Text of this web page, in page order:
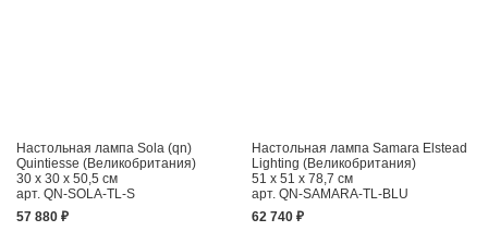
Настольная лампа Sola (qn)
Quintiesse (Великобритания)
30 x 30 x 50,5 см
арт. QN-SOLA-TL-S
57 880 ₽
Настольная лампа Samara Elstead
Lighting (Великобритания)
51 x 51 x 78,7 см
арт. QN-SAMARA-TL-BLU
62 740 ₽